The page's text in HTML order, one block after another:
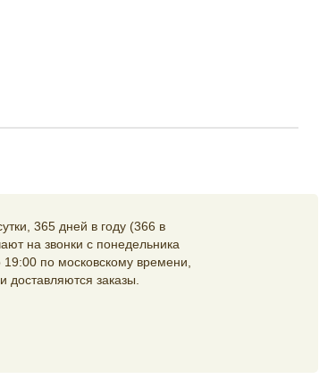
365 дней в году (366 в
на звонки с понедельника
по московскому времени,
заказы.